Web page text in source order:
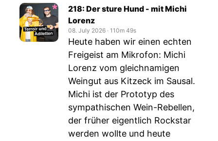
218: Der sture Hund - mit Michi
Lorenz
08. July 2026 ‧ 110m 49s
Heute haben wir einen echten
Freigeist am Mikrofon: Michi
Lorenz vom gleichnamigen
Weingut aus Kitzeck im Sausal.
Michi ist der Prototyp des
sympathischen Wein-Rebellen,
der früher eigentlich Rockstar
werden wollte und heute